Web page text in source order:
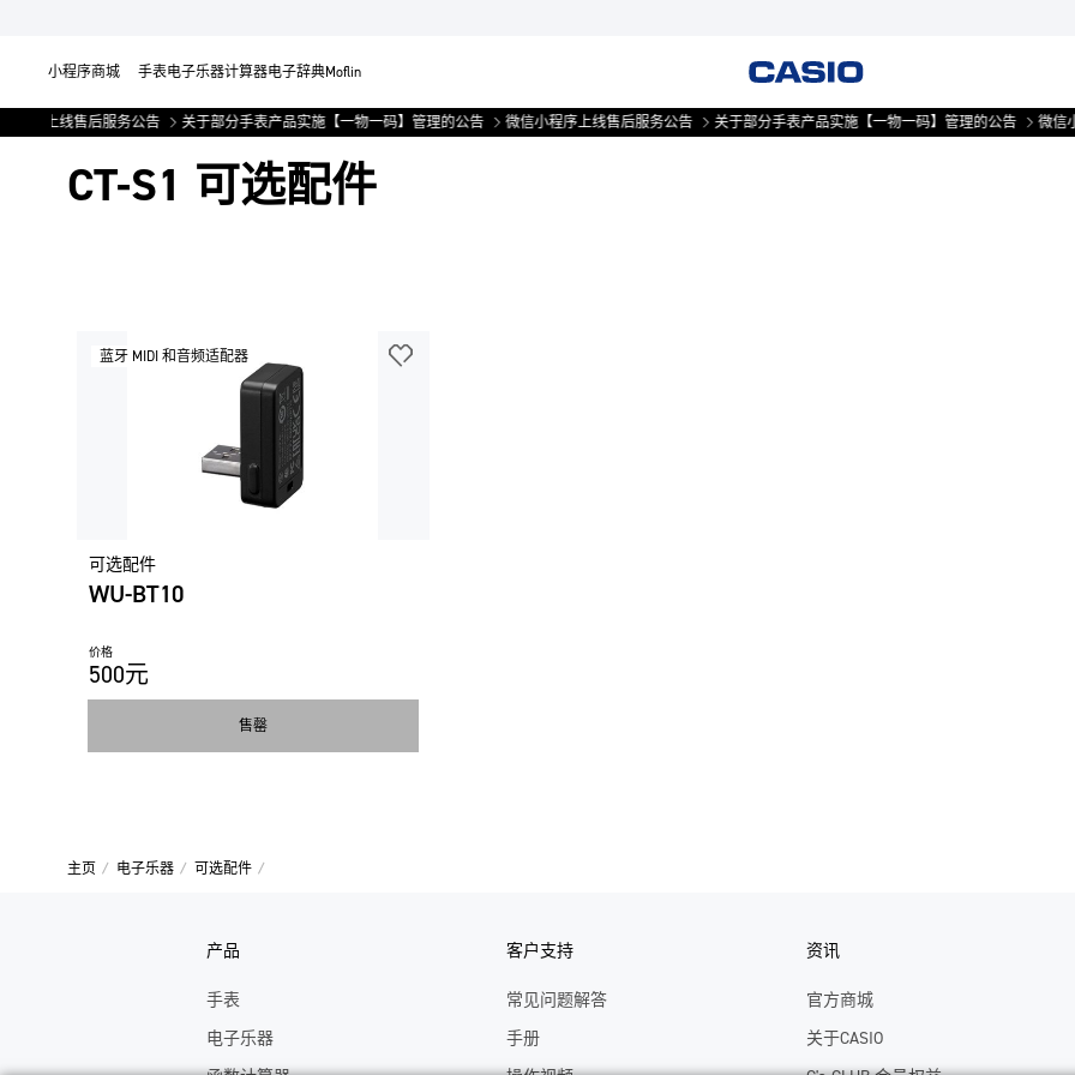
小程序商城 手表电子乐器计算器电子辞典Moflin
程序上线售后服务公告 关于部分手表产品实施【一物一码】管理的公告 微信小程序上线售后服务公告 关于部分手表产品实施【一物一码】管理的公告 微信小
CT-S1 可选配件
蓝牙 MIDI 和音频适配器
可选配件
WU-BT10
价格
500元
售罄
主页 电子乐器 可选配件
产品
手表
电子乐器
客户支持
常见问题解答
手册
资讯
官方商城
关于CASIO